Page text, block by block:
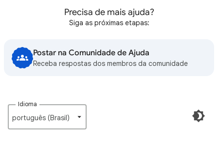
Precisa de mais ajuda?
Siga as próximas etapas:
Postar na Comunidade de Ajuda
Receba respostas dos membros da comunidade
Idioma
português (Brasil)‎